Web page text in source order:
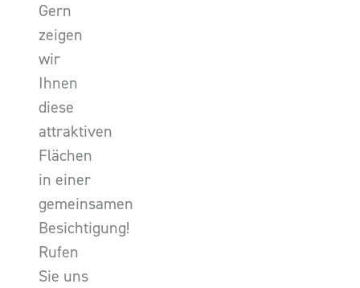
Gern
zeigen
wir
Ihnen
diese
attraktiven
Flächen
in einer
gemeinsamen
Besichtigung!
Rufen
Sie uns